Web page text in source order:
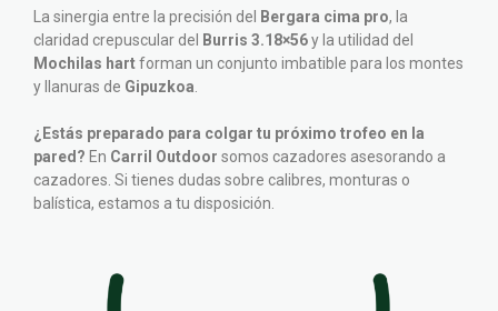
La sinergia entre la precisión del Bergara cima pro, la
claridad crepuscular del
Burris 3.18×56y la utilidad del
Mochilas hartforman un conjunto imbatible para los montes
y llanuras de Gipuzkoa
¿Estás preparado para colgar tu próximo trofeo en la
pared? En Carril Outdoor somos cazadores asesorando a
cazadores. Si tienes dudas sobre calibres, monturas o
balística, estamos a tu disposición.